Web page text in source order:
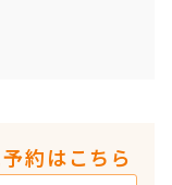
約はこちら